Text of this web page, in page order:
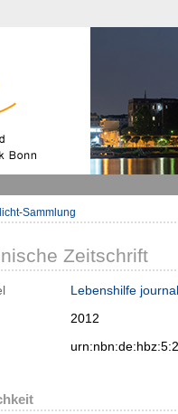
Sammlung
Zeitschrift
Lebenshilfe journal
2012